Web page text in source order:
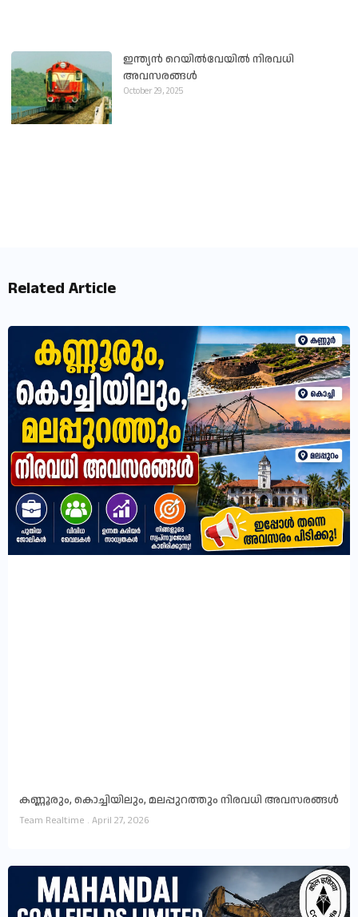
ഇന്ത്യൻ റെയിൽവേയിൽ നിരവധി
അവസരങ്ങൾ
October 29, 2025
Related Article
കണ്ണൂരും, കൊച്ചിയിലും, മലപ്പുറത്തും നിരവധി അവസരങ്ങൾ
Team Realtime April 27, 2026